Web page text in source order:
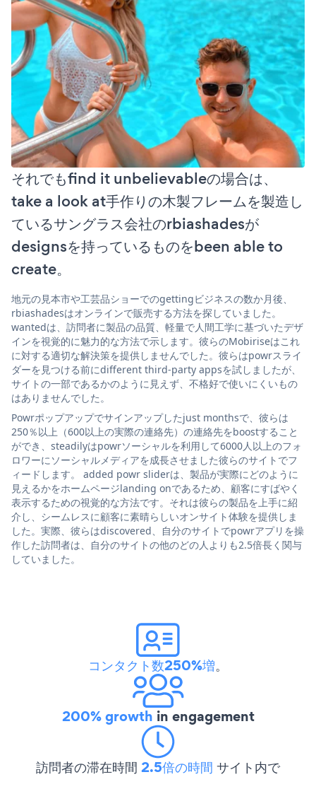
それでもfind it unbelievableの場合は、
take a look at手作りの木製フレームを製造し
ているサングラス会社のrbiashadesが
designsを持っているものをbeen able to
create。
地元の見本市や工芸品ショーでのgettingビジネスの数か月後、
rbiashadesはオンラインで販売する方法を探していました。
wantedは、訪問者に製品の品質、軽量で人間工学に基づいたデザ
インを視覚的に魅力的な方法で示します。彼らのMobiriseはこれ
に対する適切な解決策を提供しませんでした。彼らはpowrスライ
ダーを見つける前にdifferent third-party appsを試しましたが、
サイトの一部であるかのように見えず、不格好で使いにくいもの
はありませんでした。
Powrポップアップでサインアップしたjust monthsで、彼らは
250％以上（600以上の実際の連絡先）の連絡先をboostすること
ができ、steadilyはpowrソーシャルを利用して6000人以上のフォ
ロワーにソーシャルメディアを成長させました彼らのサイトでフ
ィードします。 added powr sliderは、製品が実際にどのように
見えるかをホームページlanding onであるため、顧客にすばやく
表示するための視覚的な方法です。それは彼らの製品を上手に紹
介し、シームレスに顧客に素晴らしいオンサイト体験を提供しま
した。実際、彼らはdiscovered、自分のサイトでpowrアプリを操
作した訪問者は、自分のサイトの他のどの人よりも2.5倍長く関与
していました。
コンタクト数250%増。
200% growth in engagement
訪問者の滞在時間 2.5倍の時間 サイト内で